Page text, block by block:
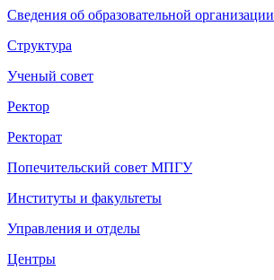
Сведения об образовательной организации
Структура
Ученый совет
Ректор
Ректорат
Попечительский совет МПГУ
Институты и факультеты
Управления и отделы
Центры